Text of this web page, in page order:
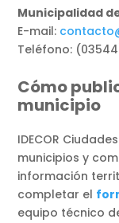
Municipalidad
E-mail:
Teléfono:
Cómo
municipio
IDECOR
municipios y
información
completar el
equipo técnico